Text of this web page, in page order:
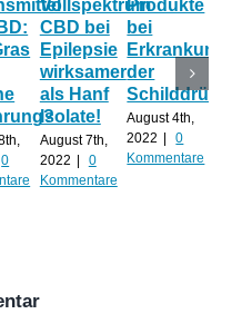
0
Vollspektrum
CBD bei
Epilepsie
wirksamer
als Hanf
Isolate!
August 7th,
2022
0
Kommentare
Produkte
bei
der
Schilddrüse
August 4th,
2022
0
Kommentare